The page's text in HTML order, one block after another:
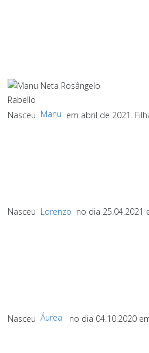
Nasceu Manu em abril de 2021.
Nasceu Lorenzo no dia 25.04.2021
Nasceu Áurea no dia 04.10.2020